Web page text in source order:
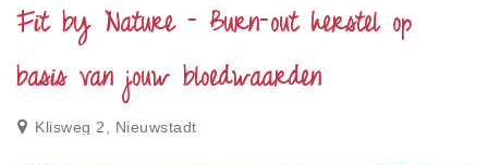
Fit by Nature - Burn-out herstel op
basis van jouw bloedwaarden
Klisweg 2, Nieuwstadt